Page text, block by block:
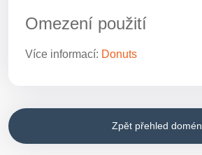
Omezení použití
Více informací: Donuts
Zpět přehled domén